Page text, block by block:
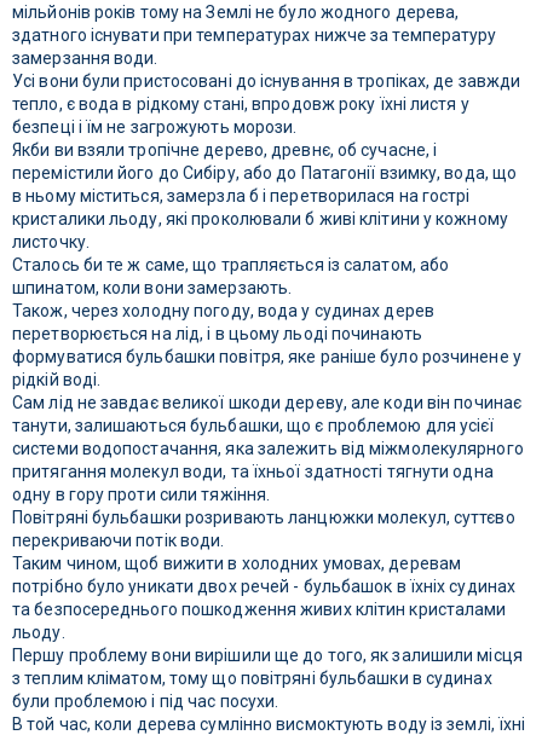
мільйонів років тому на Землі не було жодного дерева,
здатного існувати при температурах нижче за температуру
замерзання води.
Усі вони були пристосовані до існування в тропіках, де завжди
тепло, є вода в рідкому стані, впродовж року їхні листя у
безпеці і їм не загрожують морози.
Якби ви взяли тропічне дерево, древнє, об сучасне, і
перемістили його до Сибіру, або до Патагонії взимку, вода, що
в ньому міститься, замерзла б і перетворилася на гострі
кристалики льоду, які проколювали б живі клітини у кожному
листочку.
Сталось би те ж саме, що трапляється із салатом, або
шпинатом, коли вони замерзають.
Також, через холодну погоду, вода у судинах дерев
перетворюється на лід, і в цьому льоді починають
формуватися бульбашки повітря, яке раніше було розчинене у
рідкій воді.
Сам лід не завдає великої шкоди дереву, але коди він починає
танути, залишаються бульбашки, що є проблемою для усієї
системи водопостачання, яка залежить від міжмолекулярного
притягання молекул води, та їхньої здатності тягнути одна
одну в гору проти сили тяжіння.
Повітряні бульбашки розривають ланцюжки молекул, суттєво
перекриваючи потік води.
Таким чином, щоб вижити в холодних умовах, деревам
потрібно було уникати двох речей - бульбашок в їхніх судинах
та безпосереднього пошкодження живих клітин кристалами
льоду.
Першу проблему вони вирішили ще до того, як залишили місця
з теплим кліматом, тому що повітряні бульбашки в судинах
були проблемою і під час посухи.
В той час, коли дерева сумлінно висмоктують воду із землі, їхні